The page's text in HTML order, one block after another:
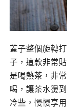
蓋子整個旋轉
子，這款非常
是喝熱茶，非
喝，讓茶水燙
冷些，慢慢享用